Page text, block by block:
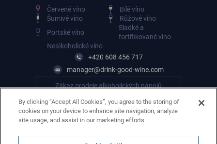
Červené víno
Bílé víno
Šumivé víno
Růžové víno
Portské víno
Sladké a
fortifikované vino
Nealkoholické víno
+420 608 456 717
manager@drink-good-wine.com
Zákaz prodeje alkoholických nápojů
By clicking “Accept All Cookies”, you agree to the storing of
cookies on your device to enhance site navigation, analyze
site usage, and assist in our marketing efforts.